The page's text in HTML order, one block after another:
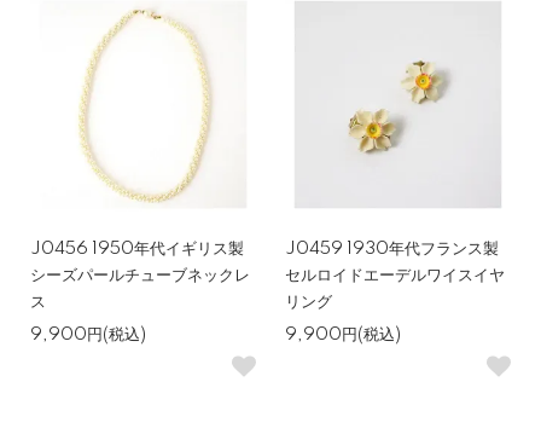
J0456 1950年代イギリス製
シーズパールチューブネックレ
ス
9,900円(税込)
J0459 1930年代フランス製
セルロイドエーデルワイスイヤ
リング
9,900円(税込)